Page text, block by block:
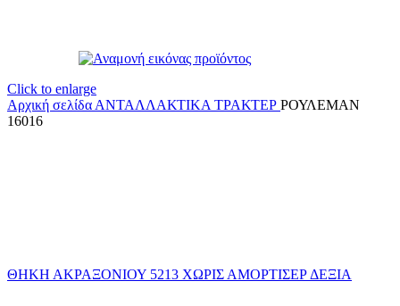
Click to enlarge
Αρχική σελίδα ΑΝΤΑΛΛΑΚΤΙΚΑ ΤΡΑΚΤΕΡ ΡΟΥΛΕΜΑΝ
16016
ΘΗΚΗ ΑΚΡΑΞΟΝΙΟΥ 5213 ΧΩΡΙΣ ΑΜΟΡΤΙΣΕΡ ΔΕΞΙΑ